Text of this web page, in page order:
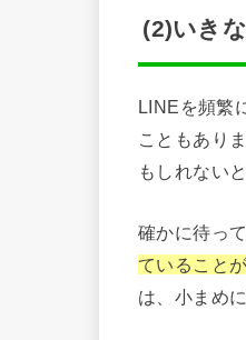
(2)いき
LINEを頻繁
こともあり
もしれない
確かに待っ
ていること
は、小まめ